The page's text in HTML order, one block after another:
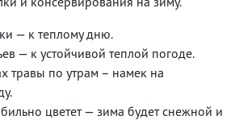
— к теплому дню.
— к устойчивой теплой погоде.
травы по утрам – намек на
цветет — зима будет снежной и